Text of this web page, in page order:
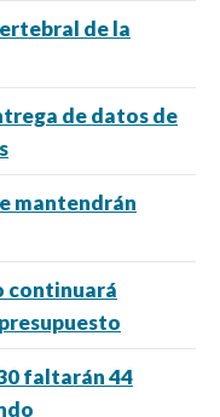
de la
de datos de
mantendrán
continuará
faltarán 44